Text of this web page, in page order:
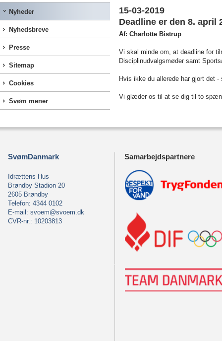
Nyheder
Nyhedsbreve
Presse
Sitemap
Cookies
Svøm mener
15-03-2019
Deadline er den 8. april
Af: Charlotte Bistrup
Vi skal minde om, at deadline for
Disciplinudvalgsmøder samt
Hvis ikke du allerede har gjort det
Vi glæder os til at se dig til to
SvømDanmark
Idrættens Hus
Brøndby Stadion 20
2605 Brøndby
Telefon: 4344 0102
E-mail: svoem@svoem.dk
CVR-nr.: 10203813
Samarbejdspartnere